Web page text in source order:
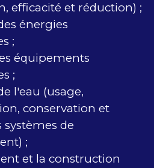
efficacité et réduction) ;
énergies
;
équipements
;
l'eau (usage,
conservation et
systèmes de
;
et la construction